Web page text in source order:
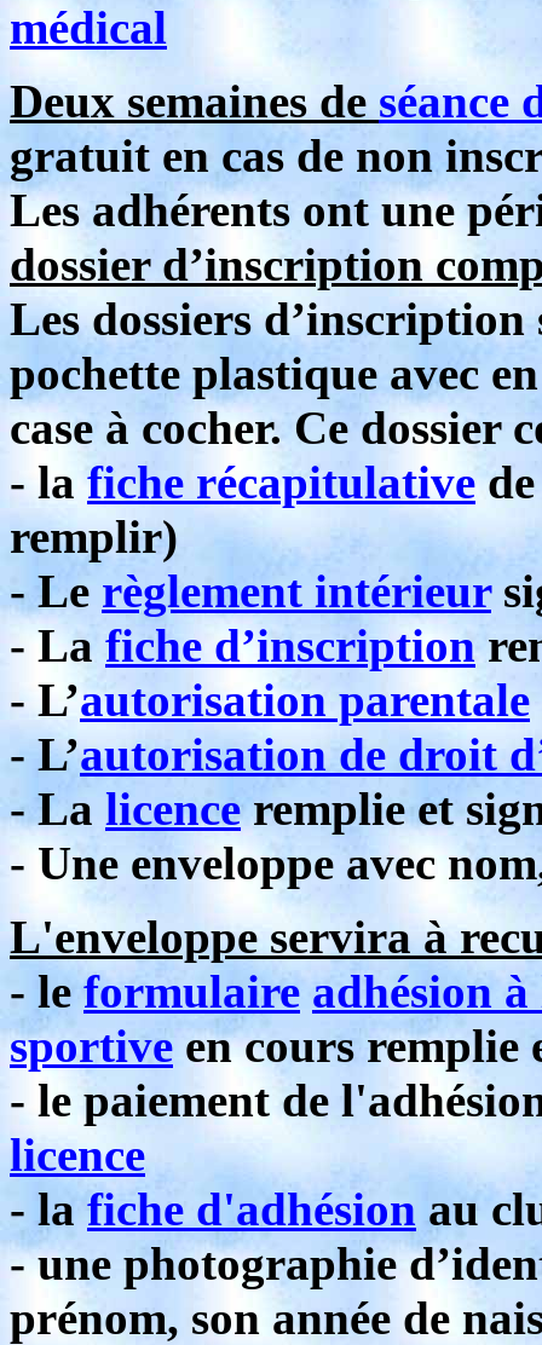
médical
Deux semaines de séance
gratuit en cas de non
Les adhérents ont une
dossier d’inscription
Les dossiers
pochette plastique avec
case à cocher. Ce dossier
- lafiche récapitulativede
remplir)
- Le règlement intérieur
- La fiche d’inscription
- L’autorisation parentale
- L’autorisation de droit
- La licenceremplie et
- Une enveloppe avec
L'enveloppe servira à
- le formulaire adhésion
sportive en cours remplie
- le paiement de
licence
- la fiche d'adhésion au
- une photographie
prénom, son année de